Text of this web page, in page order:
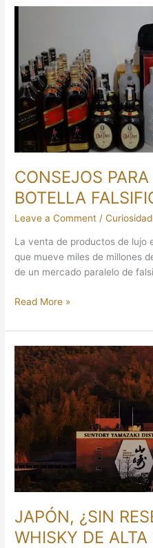
CONSEJOS
BOTELLA
Leave a Comment /
La venta de productos de lujo
que mueve miles de millones
de un mercado paralelo de
UNA
BOTELLA
FALSIFICADA
Read More »
JAPÓN, ¿SIN
WHISKY DE ALTA
JAPÓN,
¿SIN
RESERVAS
DE
WHISKY
DE
ALTA
GAMA?